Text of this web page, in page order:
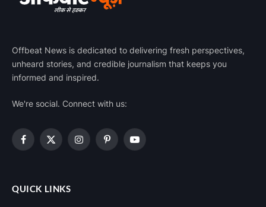
Offbeat News is dedicated to delivering fresh perspectives,
unheard stories, and credible journalism that keeps you
informed and inspired.
We're social. Connect with us:
Facebook
X
InstagramPinterestYouTube
QUICK LINKS